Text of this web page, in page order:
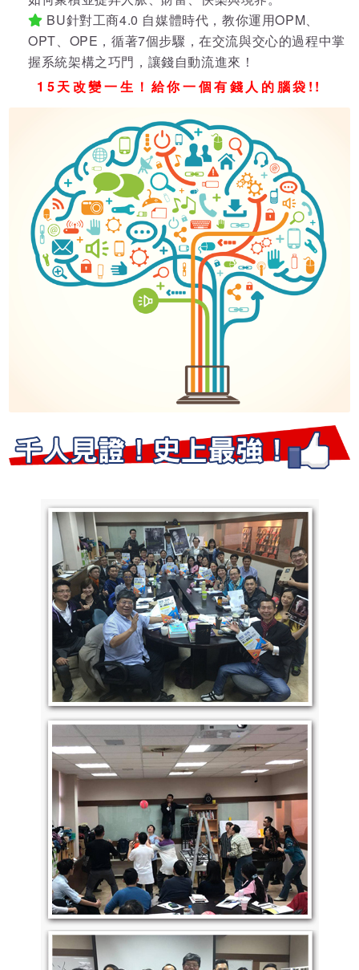
BU針對工商4.0 自媒體時代，教你運用OPM、
OPT、OPE，循著7個步驟，在交流與交心的過程中掌
握系統架構之巧門，讓錢自動流進來！
15天改變一生！給你一個有錢人的腦袋!!